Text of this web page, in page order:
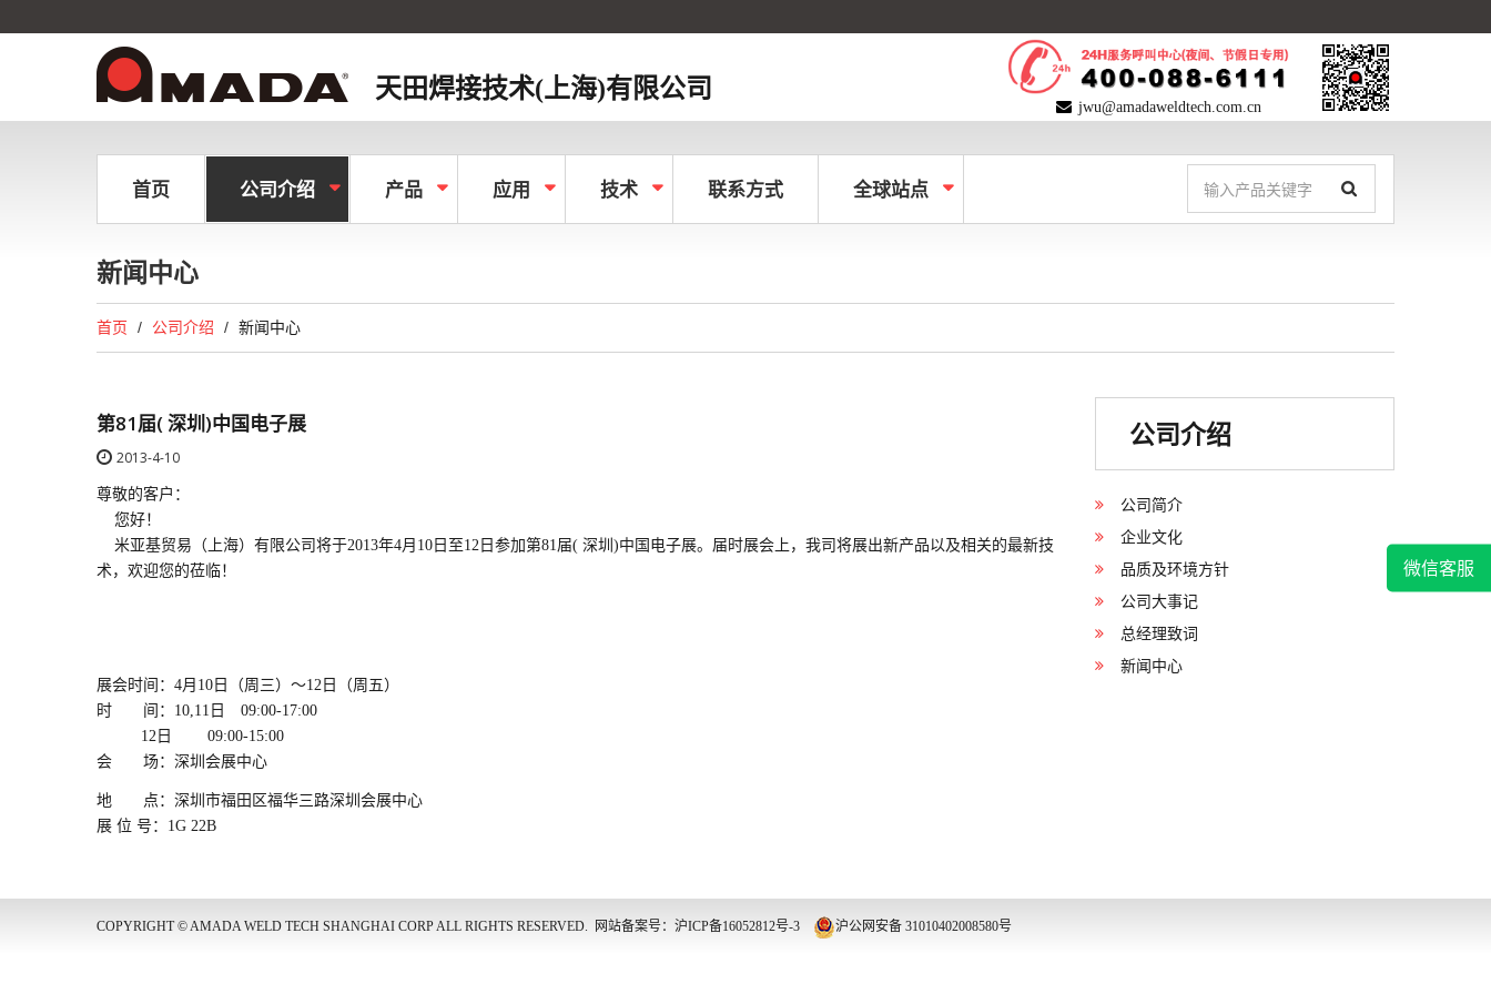
微信客服
天田焊接技术(上海)有限公司
jwu@amadaweldtech.com.cn
首页 公司介绍 产品 应用 技术 联系方式 全球站点
新闻中心
首页 公司介绍 新闻中心
第81届( 深圳)中国电子展
2013-4-10
尊敬的客户：
您好！
米亚基贸易（上海）有限公司将于2013年4月10日至12日参加第81届( 深圳)中国电子展。届时展会上，我司将展出新产品以及相关的最新技
术，欢迎您的莅临！
展会时间：4月10日（周三）～12日（周五）
时 间：10,11日 09:00-17:00
12日 09:00-15:00
会 场：深圳会展中心
地 点：深圳市福田区福华三路深圳会展中心
展 位 号：1G 22B
公司介绍
公司简介
企业文化
品质及环境方针
公司大事记
总经理致词
新闻中心
COPYRIGHT © AMADA WELD TECH SHANGHAI CORP ALL RIGHTS RESERVED. 网站备案号：沪ICP备16052812号-3 沪公网安备 31010402008580号